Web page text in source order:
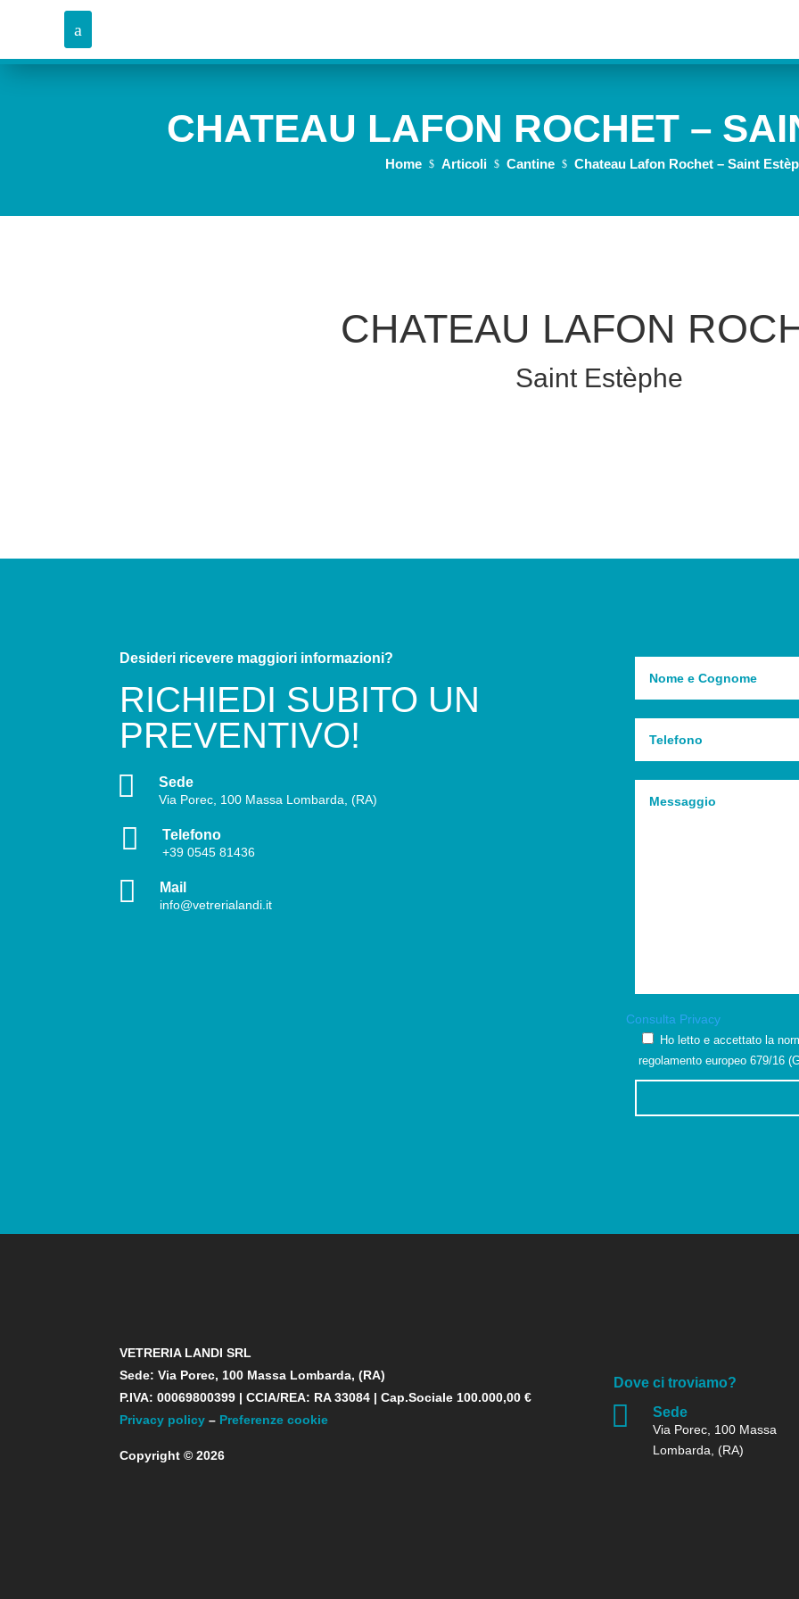
CHATEAU LAFON ROCHET –
Home $ Articoli $ Cantine $ Chateau Lafon Rochet – Saint
CHATEAU LAFON
Saint Estèphe
Desideri ricevere maggiori informazioni?
RICHIEDI SUBITO UN
PREVENTIVO!
 Sede
Via Porec, 100 Massa Lombarda, (RA)
 Telefono
+39 0545 81436
 Mail
info@vetrerialandi.it
Consulta Privacy
Ho letto e accettato la
regolamento europeo 679/16
VETRERIA LANDI SRL
Sede: Via Porec, 100 Massa Lombarda, (RA)
P.IVA: 00069800399 | CCIA/REA: RA 33084 | Cap.Sociale 100.000,00 €
Privacy policy – Preferenze cookie
Copyright © 2026
Dove ci troviamo?
 Sede
Via Porec, 100 Massa
Lombarda, (RA)